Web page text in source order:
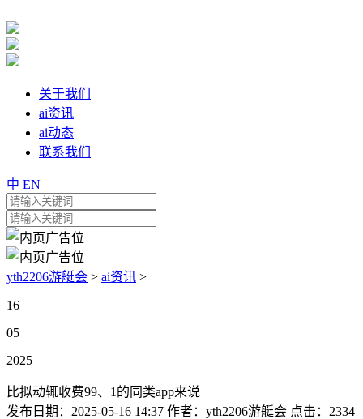
关于我们
ai资讯
ai动态
联系我们
中 EN
yth2206游艇会 > ai资讯 >
16
05
2025
比拟动辄收费99、1的同类app来说
发布日期： 2025-05-16 14:37 作者： yth2206游艇会 点击： 2334